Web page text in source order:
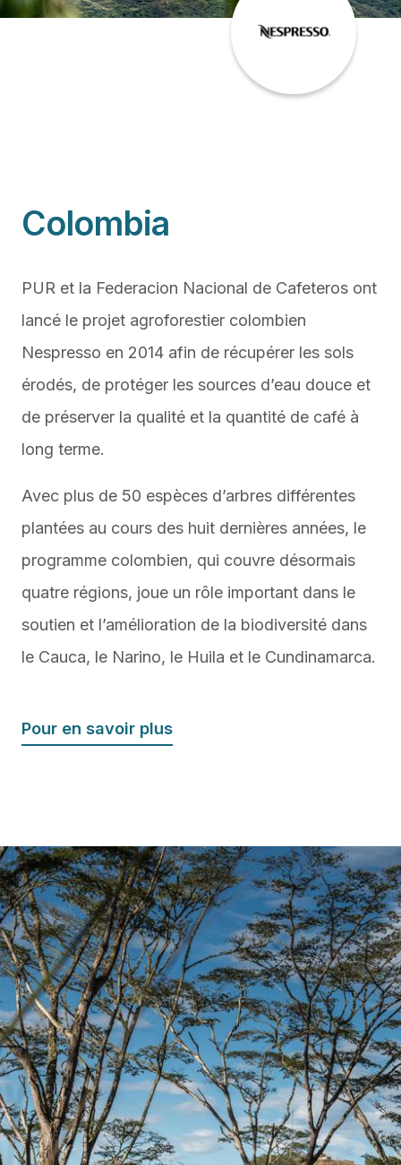
Colombia
PUR et la Federacion Nacional de Cafeteros ont
lancé le projet agroforestier colombien
Nespresso en 2014 afin de récupérer les sols
érodés, de protéger les sources d’eau douce et
de préserver la qualité et la quantité de café à
long terme.
Avec plus de 50 espèces d’arbres différentes
plantées au cours des huit dernières années, le
programme colombien, qui couvre désormais
quatre régions, joue un rôle important dans le
soutien et l’amélioration de la biodiversité dans
le Cauca, le Narino, le Huila et le Cundinamarca.
Pour en savoir plus